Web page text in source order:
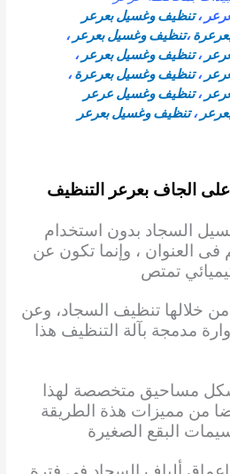
،تنظيف وغسيل بعرعر
،تنظيف وغسيل بعرعر ،
،تنظيف وغسيل بعرعر ،
،تنظيف وغسيل بعرعرة،
،تنظيف وغسيل عرعر
،تنظيف وغسيل بعرعر
الجاف بعرعر
التنظيف
السجاد بدون استخدام
فى العنوان ، وإنما تكون عن
تمتص
من خلالها تنظيف السجاد، وعن
مدمجة بآلة التنظيف هذا
شكل مساحيق متخصصة لهذا
من مميزات هذة الطريقة
البقع الصغيرة